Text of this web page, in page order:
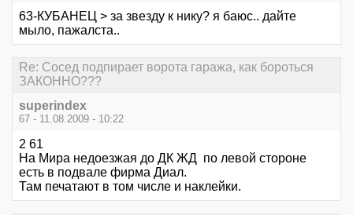
63-КУБАНЕЦ > за звезду к нику? я баюс.. дайте
мыло, пажалста..
Re: Сосед подпирает ворота гаража, как бороться
ЗАКОННО???
superindex
67 - 11.08.2009 - 10:22
2 61
На Мира недоезжая до ДК ЖД по левой стороне
есть в подвале фирма Диал.
Там печатают в том числе и наклейки.